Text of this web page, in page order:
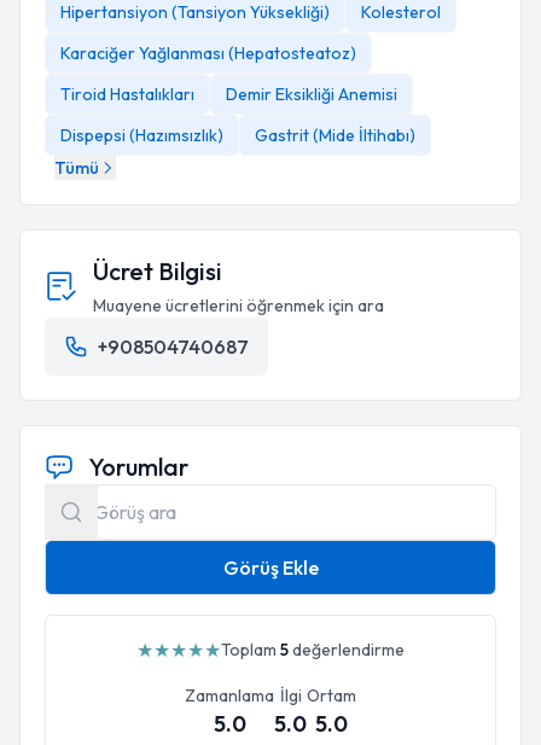
Hipertansiyon (Tansiyon Yüksekliği)
Kolesterol
Karaciğer Yağlanması (Hepatosteatoz)
Tiroid Hastalıkları
Demir Eksikliği Anemisi
Dispepsi (Hazımsızlık)
Gastrit (Mide İltihabı)
Tümü
Ücret Bilgisi
Muayene ücretlerini öğrenmek için ara
+908504740687
Yorumlar
Görüş Ekle
★★★★★Toplam 5değerlendirme
Zamanlama
5.0
İlgi
5.0
Ortam
5.0